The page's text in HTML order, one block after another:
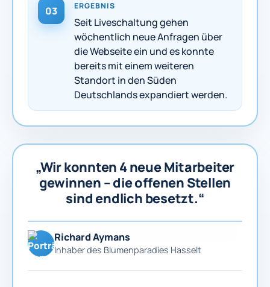
03 ERGEBNIS
Seit Liveschaltung gehen
wöchentlich neue Anfragen über
die Webseite ein und es konnte
bereits mit einem weiteren
Standort in den Süden
Deutschlands expandiert werden.
„Wir konnten 4 neue Mitarbeiter
gewinnen – die offenen Stellen
sind endlich besetzt.“
Richard Aymans
Inhaber des Blumenparadies Hasselt